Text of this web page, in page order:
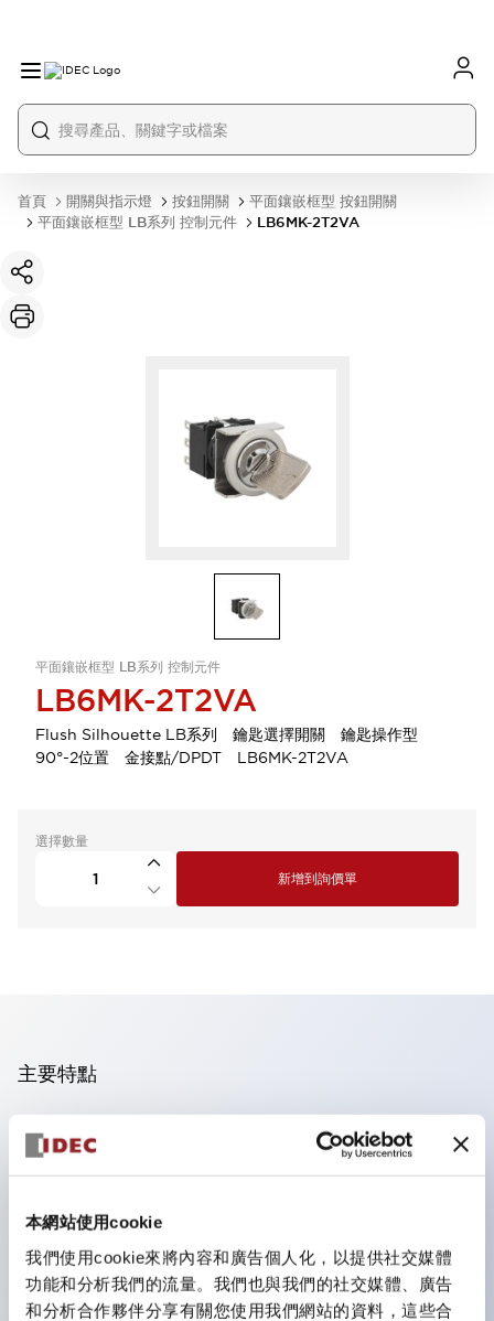
本網站使用cookie
我們使用cookie來將內容和廣告個人化，以提供社交媒體
功能和分析我們的流量。我們也與我們的社交媒體、廣告
和分析合作夥伴分享有關您使用我們網站的資料，這些合
首頁 開關與指示燈 按鈕開關
平面鑲嵌框型 按鈕開關
平面鑲嵌框型 LB系列 控制元件
LB6MK-2T2VA
平面鑲嵌框型 LB系列 控制元件
LB6MK-2T2VA
Flush Silhouette LB系列 鑰匙選擇開關 鑰匙操作型
90°-2位置 金接點/DPDT LB6MK-2T2VA
選擇數量
新增到詢價單
主要特點
操作面板的凹凸減少，呈現銳利感。
支援分離型／單板式
優秀的防水性能。保護結構IP65
按鈕開關、選擇開關、帶鎖選擇開關最多3c接點。
邊框顏色有黑色與金屬色兩種。